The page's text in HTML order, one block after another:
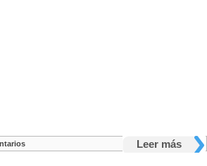
Leer más